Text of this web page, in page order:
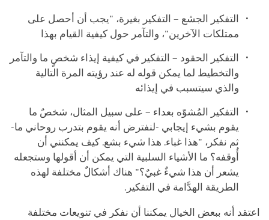
التفكير الجشع – التفكير بغيرة، "يجب أن أحصل على
ممتلكات الآخرين"، والتآمر حول كيفية القيام بهذا
التفكير الحقود – التفكير في كيفية إيذاء شخصٍ ما والتآمر
والتخطيط لما يمكن قوله له عند رؤيته المرة التالية
والذي سيتسبب في إيذائه
التفكير المُشوّه بعداء – على سبيل المثال، شخصٌ ما
يقوم بشيء إيجابي -لنفترض أنه يقوم بتدرب روحاني ما-
ثم نفكر، "هذا غباء. هذا شيء بشع. كيف يمكنني أن
أُوقفه؟ ما الأشياء السلبية التي يمكن أن أقولها وستجعله
يشعر أن هذا شيءٌ غبيٌ؟" هناك أشكالٌ مختلفة لهذه
الطريقة الهدَّامة في التفكير.
اعتقد أنه ببعض الخيال يمكننا أن نفكر في تنويعات مختلفة